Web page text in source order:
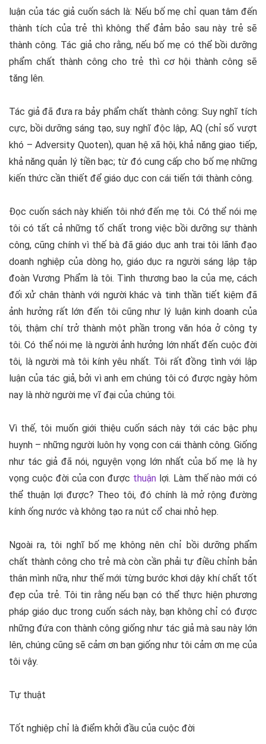
luận của tác giả cuốn sách là: Nếu bố mẹ chỉ quan tâm đến
thành tích của trẻ thì không thể đảm bảo sau này trẻ sẽ
thành công. Tác giả cho rằng, nếu bố mẹ có thể bồi dưỡng
phẩm chất thành công cho trẻ thì cơ hội thành công sẽ
tăng lên.
Tác giả đã đưa ra bảy phẩm chất thành công: Suy nghĩ tích
cực, bồi dưỡng sáng tạo, suy nghĩ độc lập, AQ (chỉ số vượt
khó – Adversity Quoten), quan hệ xã hội, khả năng giao tiếp,
khả năng quản lý tiền bạc; từ đó cung cấp cho bố mẹ những
kiến thức cần thiết để giáo dục con cái tiến tới thành công.
Đọc cuốn sách này khiến tôi nhớ đến mẹ tôi. Có thể nói mẹ
tôi có tất cả những tố chất trong việc bồi dưỡng sự thành
công, cũng chính vì thế bà đã giáo dục anh trai tôi lãnh đạo
doanh nghiệp của dòng họ, giáo dục ra người sáng lập tập
đoàn Vương Phẩm là tôi. Tình thương bao la của mẹ, cách
đối xử chân thành với người khác và tinh thần tiết kiệm đã
ảnh hưởng rất lớn đến tôi cũng như lý luận kinh doanh của
tôi, thậm chí trở thành một phần trong văn hóa ở công ty
tôi. Có thể nói mẹ là người ảnh hưởng lớn nhất đến cuộc đời
tôi, là người mà tôi kính yêu nhất. Tôi rất đồng tình với lập
luận của tác giả, bởi vì anh em chúng tôi có được ngày hôm
nay là nhờ người mẹ vĩ đại của chúng tôi.
Vì thế, tôi muốn giới thiệu cuốn sách này tới các bậc phụ
huynh – những người luôn hy vọng con cái thành công. Giống
như tác giả đã nói, nguyện vọng lớn nhất của bố mẹ là hy
vọng cuộc đời của con được thuận lợi. Làm thế nào mới có
thể thuận lợi được? Theo tôi, đó chính là mở rộng đường
kính ống nước và không tạo ra nút cổ chai nhỏ hẹp.
Ngoài ra, tôi nghĩ bố mẹ không nên chỉ bồi dưỡng phẩm
chất thành công cho trẻ mà còn cần phải tự điều chỉnh bản
thân mình nữa, như thế mới từng bước khơi dậy khí chất tốt
đẹp của trẻ. Tôi tin rằng nếu bạn có thể thực hiện phương
pháp giáo dục trong cuốn sách này, bạn không chỉ có được
những đứa con thành công giống như tác giả mà sau này lớn
lên, chúng cũng sẽ cảm ơn bạn giống như tôi cảm ơn mẹ của
tôi vậy.
Tự thuật
Tốt nghiệp chỉ là điểm khởi đầu của cuộc đời